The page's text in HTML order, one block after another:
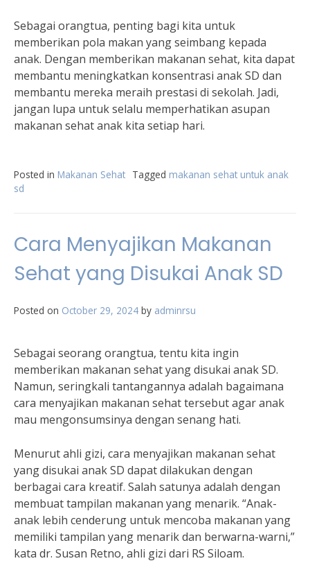
Sebagai orangtua, penting bagi kita untuk
memberikan pola makan yang seimbang kepada
anak. Dengan memberikan makanan sehat, kita dapat
membantu meningkatkan konsentrasi anak SD dan
membantu mereka meraih prestasi di sekolah. Jadi,
jangan lupa untuk selalu memperhatikan asupan
makanan sehat anak kita setiap hari.
Posted in Makanan Sehat Tagged makanan sehat untuk anak
sd
Cara Menyajikan Makanan
Sehat yang Disukai Anak SD
Posted on October 29, 2024 by adminrsu
Sebagai seorang orangtua, tentu kita ingin
memberikan makanan sehat yang disukai anak SD.
Namun, seringkali tantangannya adalah bagaimana
cara menyajikan makanan sehat tersebut agar anak
mau mengonsumsinya dengan senang hati.
Menurut ahli gizi, cara menyajikan makanan sehat
yang disukai anak SD dapat dilakukan dengan
berbagai cara kreatif. Salah satunya adalah dengan
membuat tampilan makanan yang menarik. “Anak-
anak lebih cenderung untuk mencoba makanan yang
memiliki tampilan yang menarik dan berwarna-warni,”
kata dr. Susan Retno, ahli gizi dari RS Siloam.